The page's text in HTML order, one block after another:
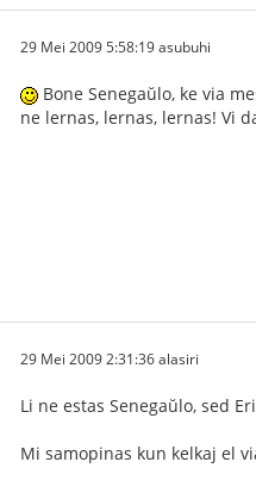
29 Mei 2009 5:58:19 asubuhi
Bone Senegaŭlo, ke via
ne lernas, lernas, lernas! Vi
29 Mei 2009 2:31:36 alasiri
Li ne estas Senegaŭlo, sed
Mi samopinas kun kelkaj el